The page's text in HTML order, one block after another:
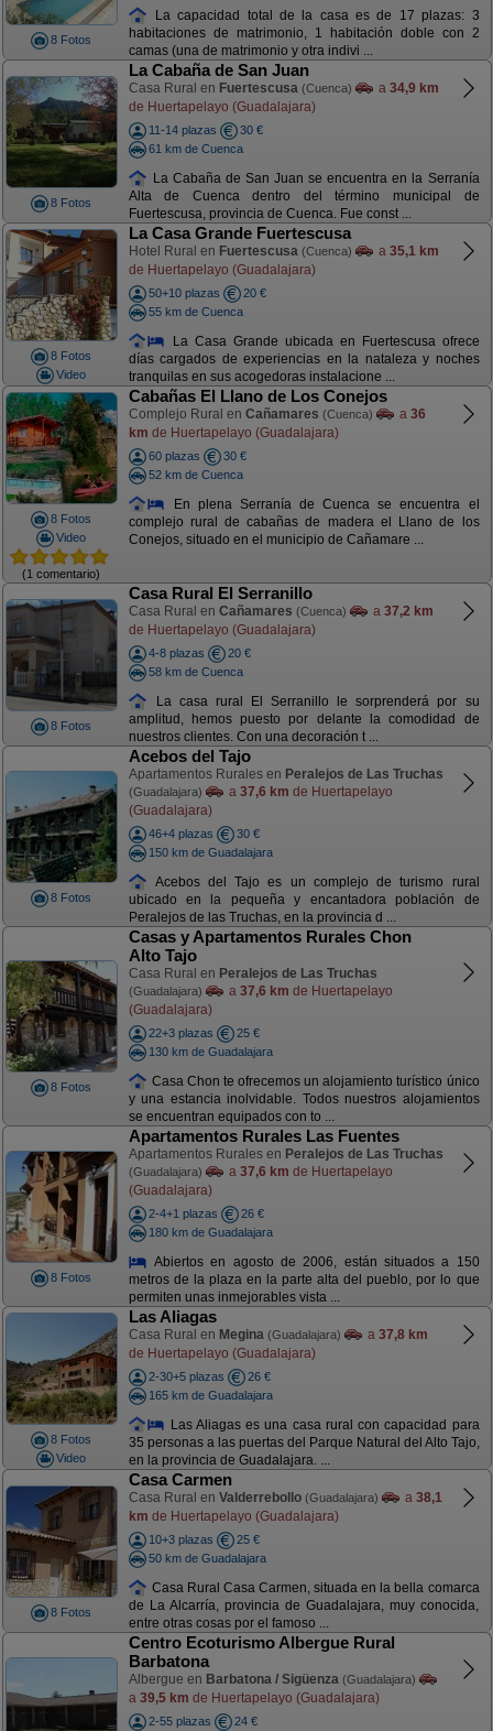
8 Fotos
La capacidad total de la casa es de 17 plazas: 3
habitaciones de matrimonio, 1 habitación doble con 2
camas (una de matrimonio y otra indivi ...
8 Fotos
La Cabaña de San Juan
Casa Rural en Fuertescusa (Cuenca) a 34,9 km
de Huertapelayo (Guadalajara)
11-14 plazas
30 €
61 km de Cuenca
La Cabaña de San Juan se encuentra en la Serranía
Alta de Cuenca dentro del término municipal de
Fuertescusa, provincia de Cuenca. Fue const ...
8 Fotos
Video
La Casa Grande Fuertescusa
Hotel Rural en Fuertescusa (Cuenca) a 35,1 km
de Huertapelayo (Guadalajara)
50+10 plazas
20 €
55 km de Cuenca
La Casa Grande ubicada en Fuertescusa ofrece
días cargados de experiencias en la nataleza y noches
tranquilas en sus acogedoras instalacione ...
8 Fotos
Video
(1 comentario)
Cabañas El Llano de Los Conejos
Complejo Rural en Cañamares (Cuenca) a 36
km de Huertapelayo (Guadalajara)
60 plazas
30 €
52 km de Cuenca
En plena Serranía de Cuenca se encuentra el
complejo rural de cabañas de madera el Llano de los
Conejos, situado en el municipio de Cañamare ...
8 Fotos
Casa Rural El Serranillo
Casa Rural en Cañamares (Cuenca) a 37,2 km
de Huertapelayo (Guadalajara)
4-8 plazas
20 €
58 km de Cuenca
La casa rural El Serranillo le sorprenderá por su
amplitud, hemos puesto por delante la comodidad de
nuestros clientes. Con una decoración t ...
8 Fotos
Acebos del Tajo
Apartamentos Rurales en Peralejos de Las Truchas
(Guadalajara) a 37,6 km de Huertapelayo
(Guadalajara)
46+4 plazas
30 €
150 km de Guadalajara
Acebos del Tajo es un complejo de turismo rural
ubicado en la pequeña y encantadora población de
Peralejos de las Truchas, en la provincia d ...
8 Fotos
Casas y Apartamentos Rurales Chon
Alto Tajo
Casa Rural en Peralejos de Las Truchas
(Guadalajara) a 37,6 km de Huertapelayo
(Guadalajara)
22+3 plazas
25 €
130 km de Guadalajara
Casa Chon te ofrecemos un alojamiento turístico único
y una estancia inolvidable. Todos nuestros alojamientos
se encuentran equipados con to ...
8 Fotos
Apartamentos Rurales Las Fuentes
Apartamentos Rurales en Peralejos de Las Truchas
(Guadalajara) a 37,6 km de Huertapelayo
(Guadalajara)
2-4+1 plazas
26 €
180 km de Guadalajara
Abiertos en agosto de 2006, están situados a 150
metros de la plaza en la parte alta del pueblo, por lo que
permiten unas inmejorables vista ...
8 Fotos
Video
Las Aliagas
Casa Rural en Megina (Guadalajara) a 37,8 km
de Huertapelayo (Guadalajara)
2-30+5 plazas
26 €
165 km de Guadalajara
Las Aliagas es una casa rural con capacidad para
35 personas a las puertas del Parque Natural del Alto Tajo,
en la provincia de Guadalajara. ...
8 Fotos
Casa Carmen
Casa Rural en Valderrebollo (Guadalajara) a 38,1
km de Huertapelayo (Guadalajara)
10+3 plazas
25 €
50 km de Guadalajara
Casa Rural Casa Carmen, situada en la bella comarca
de La Alcarría, provincia de Guadalajara, muy conocida,
entre otras cosas por el famoso ...
Centro Ecoturismo Albergue Rural
Barbatona
Albergue en Barbatona / Sigüenza (Guadalajara)
a 39,5 km de Huertapelayo (Guadalajara)
2-55 plazas
24 €